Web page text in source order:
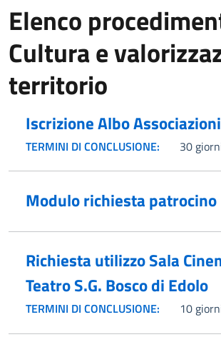
Elenco
Cultura e
territorio
Iscrizione Albo Associazioni
TERMINI DI CONCLUSIONE: 30
Modulo richiesta patrocino
Richiesta utilizzo Sala
Teatro S.G. Bosco di Edolo
TERMINI DI CONCLUSIONE: 10